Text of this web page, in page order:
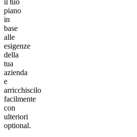
piano
in
base
alle
esigenze
della
tua
azienda
e
arricchiscilo
facilmente
con
ulteriori
optional.